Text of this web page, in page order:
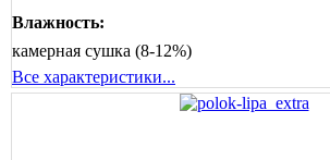
Влажность:
камерная сушка (8-12%)
Все характеристики...